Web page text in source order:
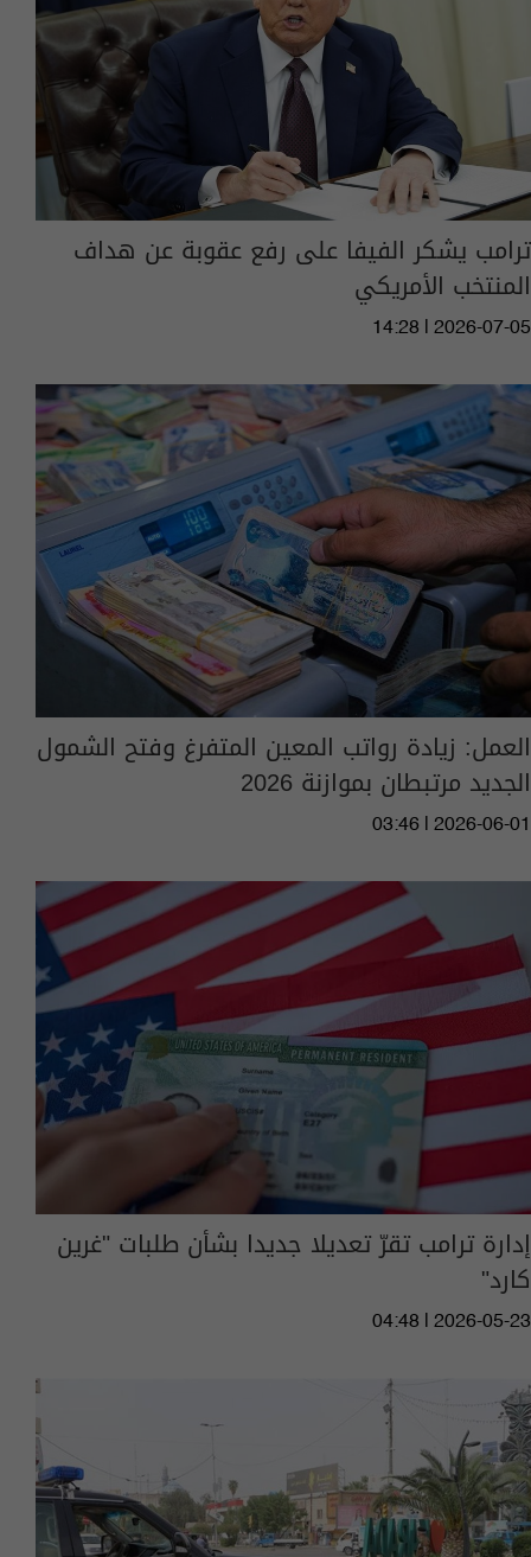
ترامب يشكر الفيفا على رفع عقوبة عن هداف
المنتخب الأمريكي
14:28 | 2026-07-05
العمل: زيادة رواتب المعين المتفرغ وفتح الشمول
الجديد مرتبطان بموازنة 2026
03:46 | 2026-06-01
إدارة ترامب تقرّ تعديلا جديدا بشأن طلبات "غرين
كارد"
04:48 | 2026-05-23